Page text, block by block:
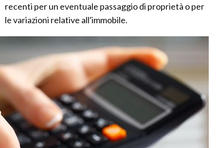
recenti per un eventuale passaggio di proprietà o per
le variazioni relative all'immobile.